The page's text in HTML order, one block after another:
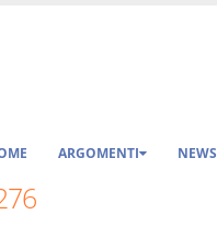
ARGOMENTI NEWS